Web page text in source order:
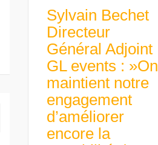
Sylvain Bechet
Directeur
Général Adjoint
GL events : »On
maintient notre
engagement
d’améliorer
encore la